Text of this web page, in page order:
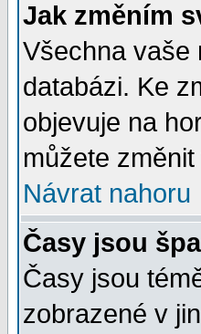
Jak změním
Všechna vaše
databázi. Ke
objevuje na
můžete
Návrat nahoru
Časy jsou
Časy jsou
zobrazené v